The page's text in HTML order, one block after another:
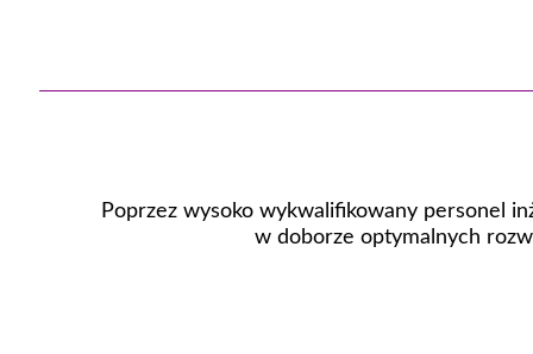
Poprzez wysoko wykwalifikowany personel
w doborze optymalnych